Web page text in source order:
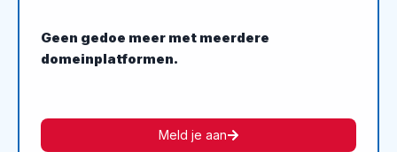
Geen gedoe meer met meerdere
domeinplatformen.
Meld je aan